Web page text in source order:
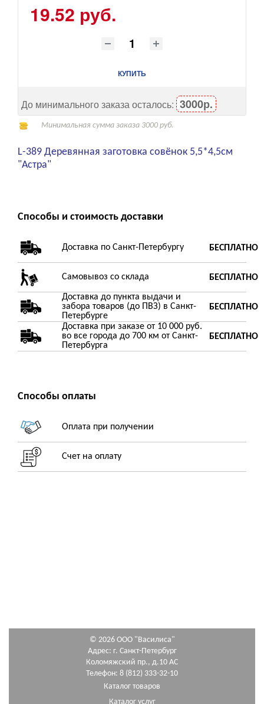
19.52 руб.
КУПИТЬ
До минимального заказа осталось: 3000р.
Минимальная сумма заказа 3000 руб.
L-389 Деревянная заготовка совёнок 5,5*4,5см
"Астра"
Способы и стоимость доставки
Доставка по Санкт-Петербургу БЕСПЛАТНО
Самовывоз со склада БЕСПЛАТНО
Доставка до пункта выдачи и
забора товаров (до ПВЗ) в Санкт-
Петербурге
БЕСПЛАТНО
Доставка при заказе от 10 000 руб.
во все города до 700 км от Санкт-
Петербурга
БЕСПЛАТНО
Способы оплаты
Оплата при получении
Счет на оплату
© 2026 ООО "Василиса"
Адрес: г. Санкт-Петербург
Коломяжский пр., д.10 АС
Телефон: 8 (812) 333-32-10
Каталог товаров
Каталог услуг